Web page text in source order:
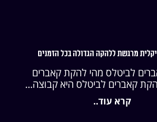
מרגשת ללהקה הגדולה בכל הזמנים
לביטלס מהי להקת קאברים
קאברים לביטלס היא קבוצה...
קרא עוד..